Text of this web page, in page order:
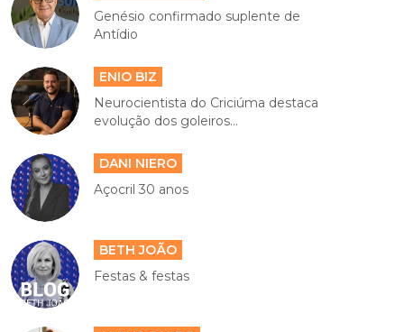
Genésio confirmado suplente de
Antídio
ENIO BIZ
Neurocientista do Criciúma destaca
evolução dos goleiros...
DANI NIERO
Açocril 30 anos
BETH JOÃO
Festas & festas